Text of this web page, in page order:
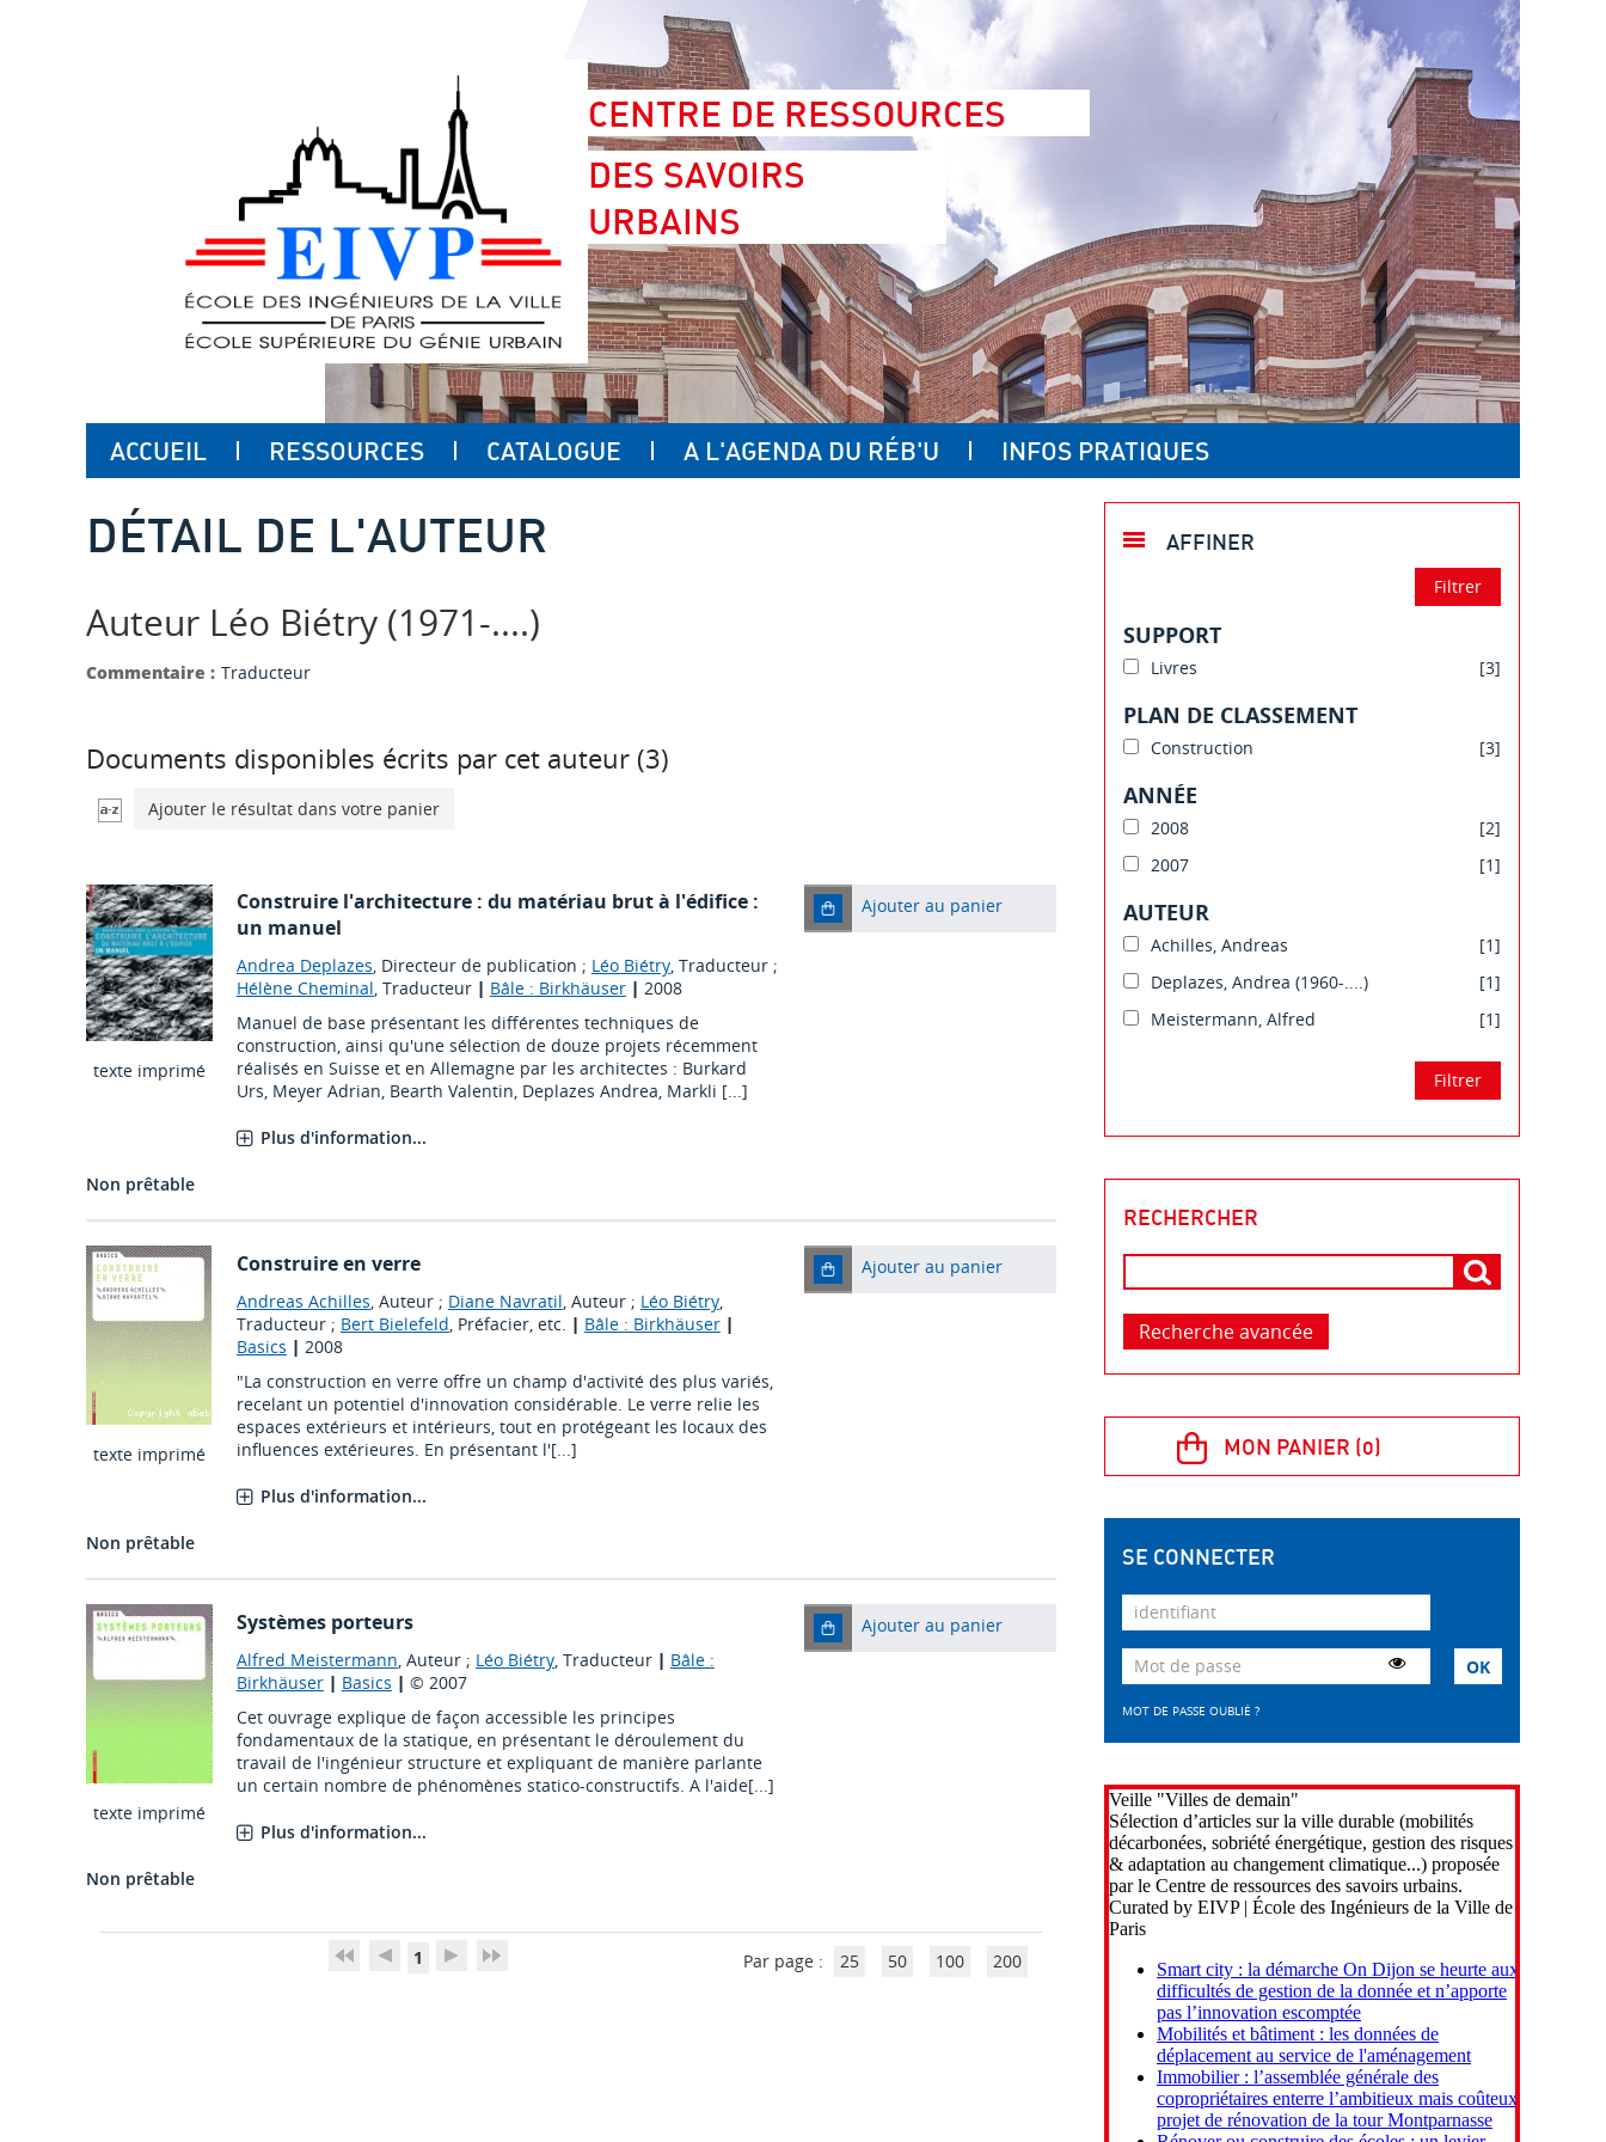
CENTRE DE RESSOURCES
DES SAVOIRS
URBAINS
ACCUEIL RESSOURCES CATALOGUE A L'AGENDA DU RÉB'U INFOS PRATIQUES
DÉTAIL DE L'AUTEUR
Auteur Léo Biétry (1971-....)
Commentaire : Traducteur
Documents disponibles écrits par cet auteur (3)
Ajouter le résultat dans votre panier
texte imprimé
Construire l'architecture : du matériau brut à l'édifice :
un manuel
Andrea Deplazes, Directeur de publication ; Léo Biétry, Traducteur ;
Hélène Cheminal, Traducteur | Bâle : Birkhäuser| 2008
Manuel de base présentant les différentes techniques de
construction, ainsi qu'une sélection de douze projets récemment
réalisés en Suisse et en Allemagne par les architectes : Burkard
Urs, Meyer Adrian, Bearth Valentin, Deplazes Andrea, Markli [...]
Plus d'information...
Ajouter au panier
Non prêtable
texte imprimé
Construire en verre
Andreas Achilles, Auteur ; Diane Navratil, Auteur ; Léo Biétry,
Traducteur ; Bert Bielefeld, Préfacier, etc. | Bâle : Birkhäuser|
Basics | 2008
"La construction en verre offre un champ d'activité des plus variés,
recelant un potentiel d'innovation considérable. Le verre relie les
espaces extérieurs et intérieurs, tout en protégeant les locaux des
influences extérieures. En présentant l'[...]
Plus d'information...
Ajouter au panier
Non prêtable
texte imprimé
Systèmes porteurs
Alfred Meistermann, Auteur ; Léo Biétry, Traducteur | Bâle :
Birkhäuser| Basics | © 2007
Cet ouvrage explique de façon accessible les principes
fondamentaux de la statique, en présentant le déroulement du
travail de l'ingénieur structure et expliquant de manière parlante
un certain nombre de phénomènes statico-constructifs. A l'aide[...]
Plus d'information...
Ajouter au panier
Non prêtable
1 Par page : 25 50 100 200
AFFINER
SUPPORT
Livres [3]
PLAN DE CLASSEMENT
Construction [3]
ANNÉE
2008
[2]
2007
[1]
AUTEUR
Achilles, Andreas
[1]
Deplazes, Andrea (1960-....)
[1]
Meistermann, Alfred
[1]
RECHERCHER
Recherche avancée
SE CONNECTER
MOT DE PASSE OUBLIÉ ?